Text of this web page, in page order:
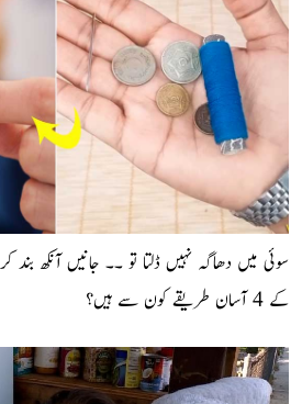
سوئی میں دھاگہ نہیں ڈلتا تو ۔۔ جانیں آنکھ
کے 4 آسان طریقے کون سے ہیں؟